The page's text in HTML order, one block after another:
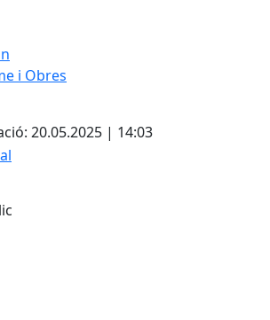
i Obres
20.05.2025 | 14:03